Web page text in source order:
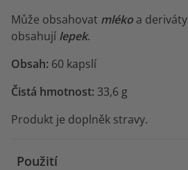
Může obsahovat mléko a deriváty
obsahují lepek.
Obsah: 60 kapslí
Čistá hmotnost: 33,6 g
Produkt je doplněk stravy.
Použití